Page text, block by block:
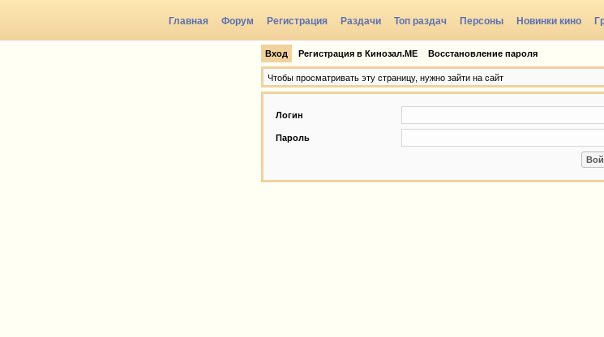
Главная Форум Регистрация Раздачи Топ раздач Персоны Новинки кино
Вход Регистрация в Кинозал.МЕ Восстановление пароля
Чтобы просматривать эту страницу, нужно зайти на сайт
Логин
Пароль